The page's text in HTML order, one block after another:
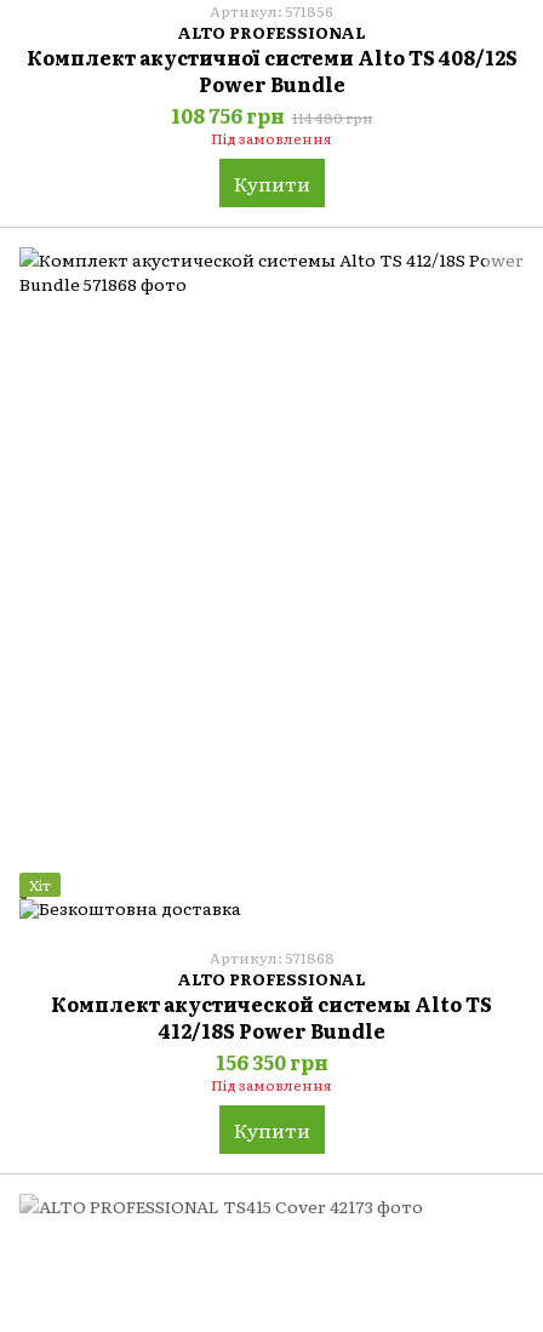
Артикул: 571856
ALTO PROFESSIONAL
Комплект акустичної системи Alto TS 408/12S
Power Bundle
108 756 грн 114 480 грн
Під замовлення
Купити
Хіт
Артикул: 571868
ALTO PROFESSIONAL
Комплект акустической системы Alto TS
412/18S Power Bundle
156 350 грн
Під замовлення
Купити